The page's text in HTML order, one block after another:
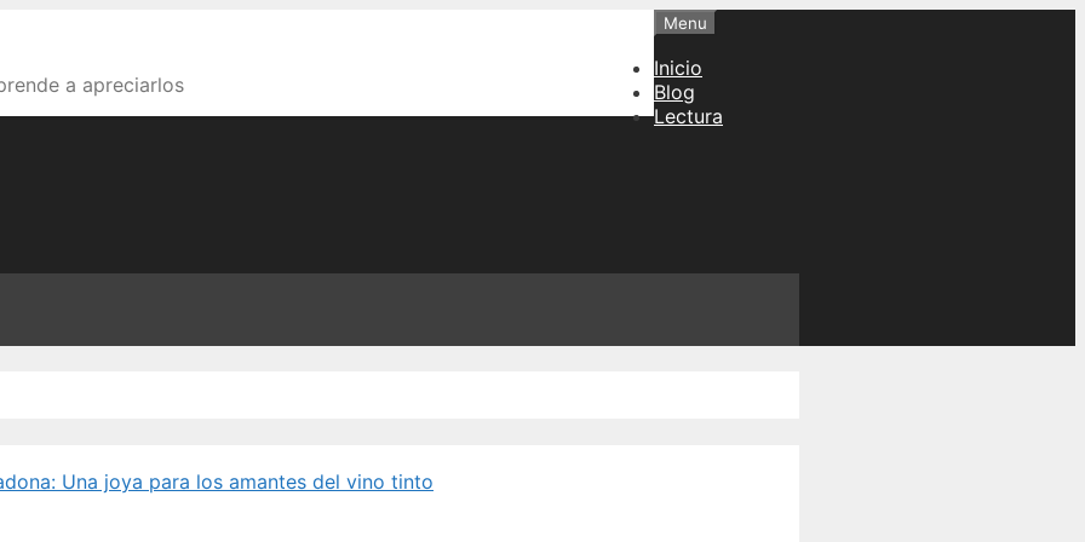
a apreciarlos
Menu
Inicio
Blog
Lectura